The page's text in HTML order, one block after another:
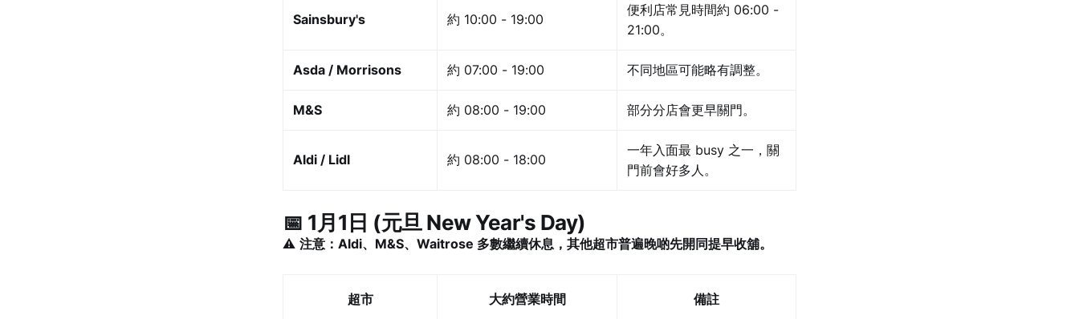
Sainsbury's 約 10:00 - 19:00
便利店常見時間約 06:00 -
21:00。
Asda / Morrisons 約 07:00 - 19:00 不同地區可能略有調整。
M&S 約 08:00 - 19:00 部分分店會更早關門。
Aldi / Lidl 約 08:00 - 18:00
一年入面最 busy 之一，關
門前會好多人。
📅 1月1日 (元旦 New Year's Day)
⚠️ 注意：Aldi、M&S、Waitrose 多數繼續休息，其他超市普遍晚啲先開同提早收舖。
超市 大約營業時間 備註